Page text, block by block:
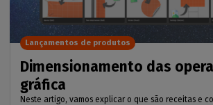
Dimensionamento das
gráfica
Neste artigo, vamos explicar o que são receitas e
Lançamentos de produtos